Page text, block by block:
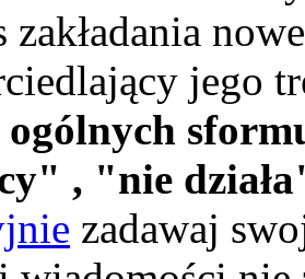
zakładania
jego
, "nie
zadawaj